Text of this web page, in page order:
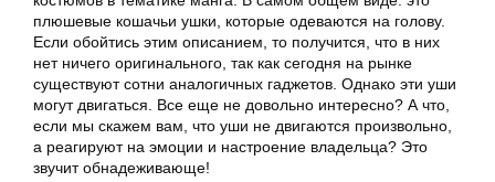
плюшевые кошачьи ушки, которые одеваются на голову.
Если обойтись этим описанием, то получится, что в них
нет ничего оригинального, так как сегодня на рынке
существуют сотни аналогичных гаджетов. Однако эти уши
могут двигаться. Все еще не довольно интересно? А что,
если мы скажем вам, что уши не двигаются произвольно,
а реагируют на эмоции и настроение владельца? Это
звучит обнадеживающе!